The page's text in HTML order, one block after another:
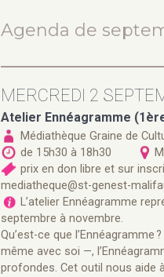
Agenda de
MERCREDI 2
Atelier Ennéagramme
Médiathèque Graine de
de 15h30 à 18h30
prix en don libre et sur
mediatheque@st-genest-
L’atelier Ennéagramme
septembre à novembre.
Qu’est-ce que l’Ennéagramme
même avec soi —,
profondes. Cet outil nous aide